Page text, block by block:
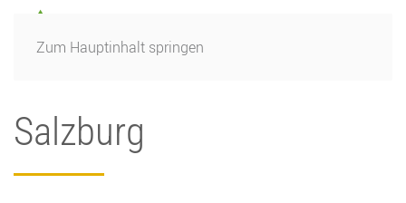
Zum Hauptinhalt springen
Salzburg